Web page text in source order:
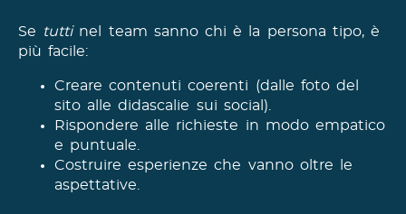
Se tuttinel team sanno chi è la persona tipo, è
più facile:
Creare contenuti coerenti (dalle foto del
sito alle didascalie sui social).
Rispondere alle richieste in modo empatico
e puntuale.
Costruire esperienze che vanno oltre le
aspettative.